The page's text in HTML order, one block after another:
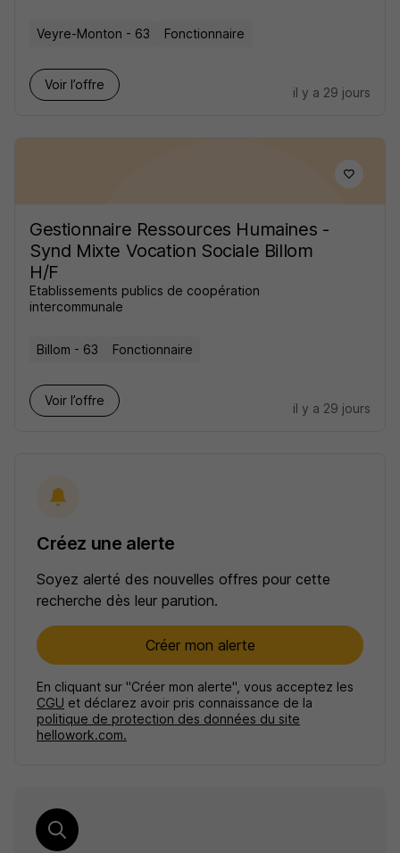
Veyre-Monton - 63 Fonctionnaire
Voir l’offre
il y a 29 jours
Gestionnaire Ressources Humaines -
Synd Mixte Vocation Sociale Billom
H/F
Etablissements publics de coopération
intercommunale
Billom - 63 Fonctionnaire
Voir l’offre
il y a 29 jours
Créez une alerte
Soyez alerté des nouvelles offres pour cette
recherche dès leur parution.
Créer mon alerte
En cliquant sur "Créer mon alerte", vous acceptez les
CGU et déclarez avoir pris connaissance de la
politique de protection des données du site
hellowork.com.